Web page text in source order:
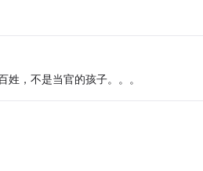
，不是当官的孩子。。。